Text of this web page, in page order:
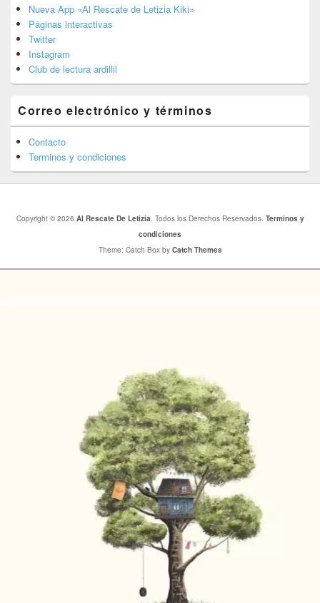
Nueva App «Al Rescate de Letizia Kiki»
Páginas interactivas
Twitter
Instagram
Club de lectura ardillil
Correo electrónico y términos
Contacto
Terminos y condiciones
Copyright © 2026 Al Rescate De Letizia. Todos los Derechos Reservados. Terminos y
condiciones
Theme: Catch Box by Catch Themes